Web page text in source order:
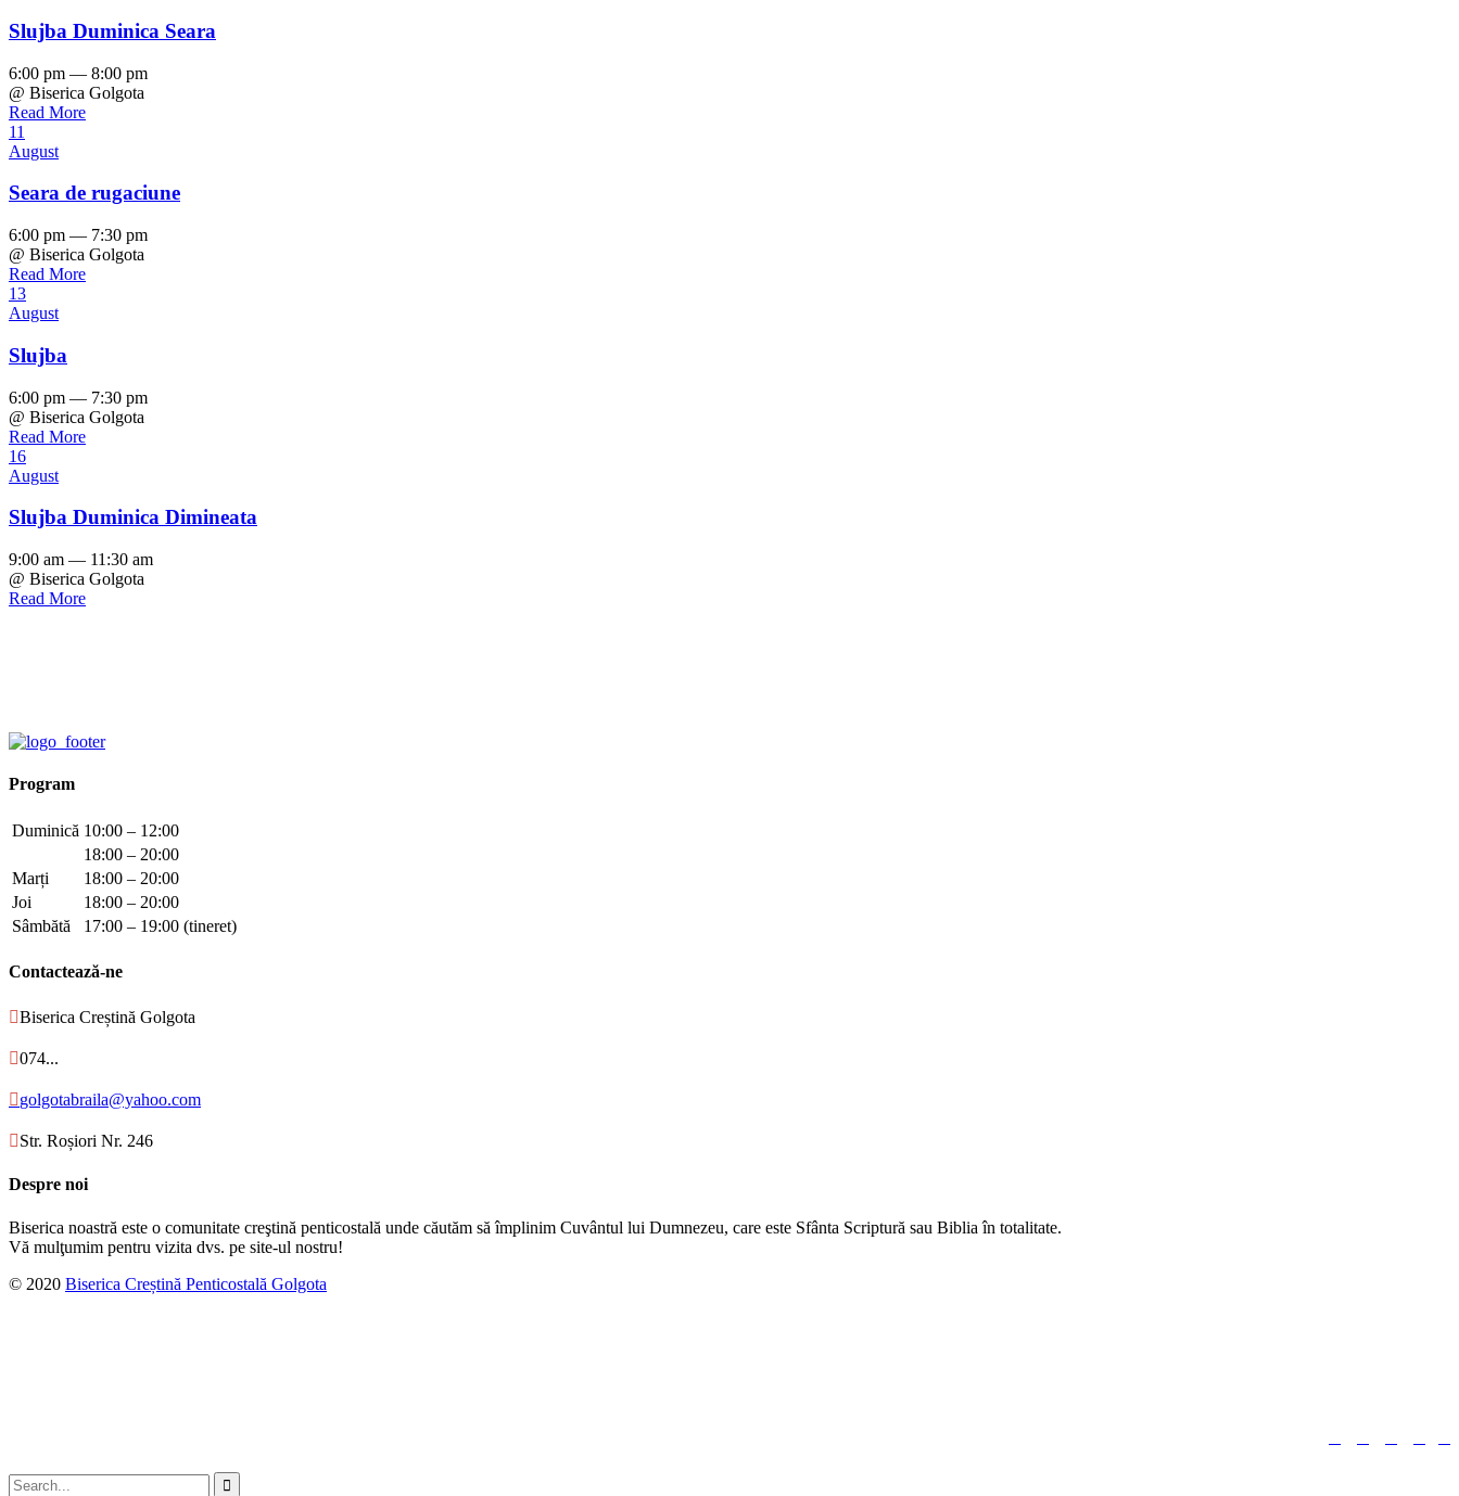
Slujba Duminica Seara
6:00 pm — 8:00 pm
@ Biserica Golgota
Read More
11
August
Seara de rugaciune
6:00 pm — 7:30 pm
@ Biserica Golgota
Read More
13
August
Slujba
6:00 pm — 7:30 pm
@ Biserica Golgota
Read More
16
August
Slujba Duminica Dimineata
9:00 am — 11:30 am
@ Biserica Golgota
Read More
Program
Duminică 10:00 – 12:00
18:00 – 20:00
Marți
18:00 – 20:00
Joi
18:00 – 20:00
Sâmbătă
17:00 – 19:00 (tineret)
Contactează-ne
Biserica Creștină Golgota
074...
golgotabraila@yahoo.com
Str. Roșiori Nr. 246
Despre noi
Biserica noastră este o comunitate creştină penticostală unde căutăm să împlinim Cuvântul lui Dumnezeu, care este Sfânta Scriptură sau Biblia în totalitate.
Vă mulţumim pentru vizita dvs. pe site-ul nostru!
© 2020 Biserica Creștină Penticostală Golgota
